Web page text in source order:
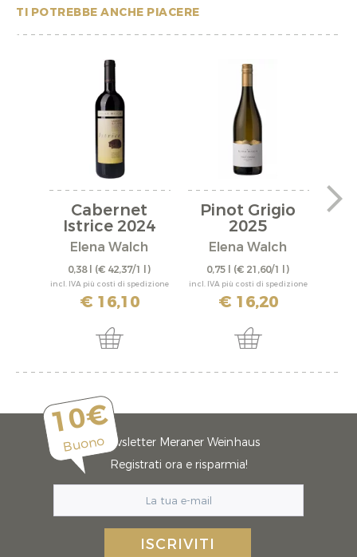
TI POTREBBE ANCHE PIACERE
Cabernet
Istrice 2024
Elena Walch
0,38 l (€ 42,37/1 l)
incl. IVA più costi di spedizione
€ 16,10
Pinot Grigio
2025
Elena Walch
0,75 l (€ 21,60/1 l)
incl. IVA più costi di spedizione
€ 16,20
10€
BuonoNewsletter Meraner Weinhaus
Registrati ora e risparmia!
ISCRIVITI